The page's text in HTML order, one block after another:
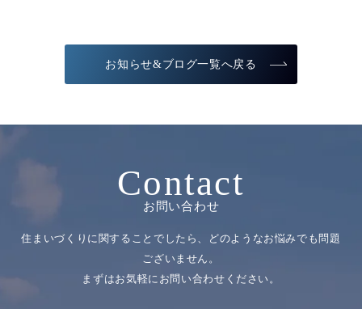
お知らせ&ブログ一覧へ戻る
Contact
お問い合わせ
住まいづくりに関することでしたら、どのようなお悩みでも問題
ございません。
まずはお気軽にお問い合わせください。